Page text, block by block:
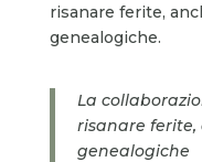
risanare ferite,
genealogiche.
La
risanare ferite,
genealogiche